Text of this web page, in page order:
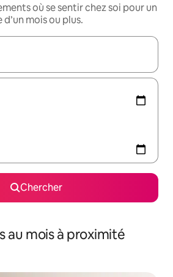
où se sentir chez soi pour un
mois ou plus.
affichés, parcourez-les en utilisant
Chercher
au mois à proximité